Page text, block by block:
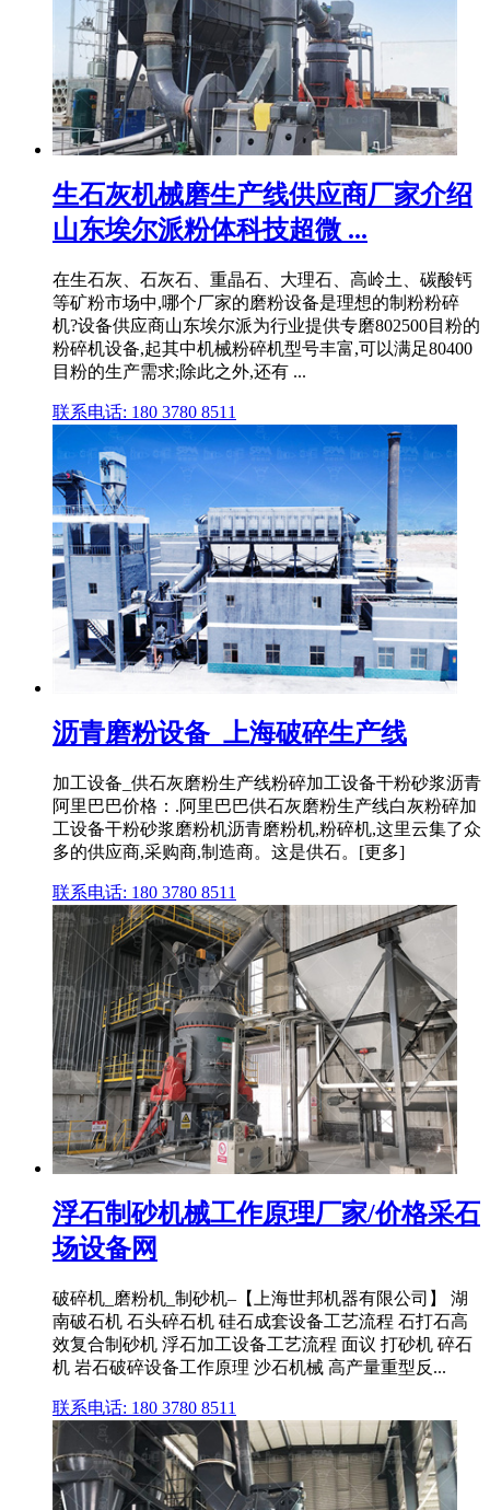
生石灰机械磨生产线供应商厂家介绍
山东埃尔派粉体科技超微 ...
在生石灰、石灰石、重晶石、大理石、高岭土、碳酸钙
等矿粉市场中,哪个厂家的磨粉设备是理想的制粉粉碎
机?设备供应商山东埃尔派为行业提供专磨802500目粉的
粉碎机设备,起其中机械粉碎机型号丰富,可以满足80400
目粉的生产需求;除此之外,还有 ...
联系电话: 180 3780 8511
沥青磨粉设备_上海破碎生产线
加工设备_供石灰磨粉生产线粉碎加工设备干粉砂浆沥青
阿里巴巴价格：.阿里巴巴供石灰磨粉生产线白灰粉碎加
工设备干粉砂浆磨粉机沥青磨粉机,粉碎机,这里云集了众
多的供应商,采购商,制造商。这是供石。[更多]
联系电话: 180 3780 8511
浮石制砂机械工作原理厂家/价格采石
场设备网
破碎机_磨粉机_制砂机–【上海世邦机器有限公司】 湖
南破石机 石头碎石机 硅石成套设备工艺流程 石打石高
效复合制砂机 浮石加工设备工艺流程 面议 打砂机 碎石
机 岩石破碎设备工作原理 沙石机械 高产量重型反...
联系电话: 180 3780 8511